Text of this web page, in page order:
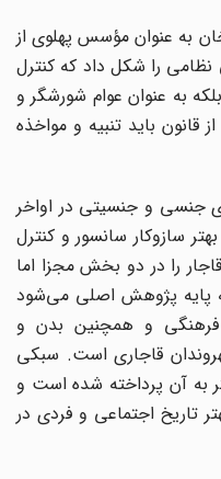
به عنوان مؤسس پهلوی از
را شکل داد که کنترل
به عنوان عوام شورشگر و
باید تنبیه و مواخذه
و جنسیتی در اواخر
سازوکار سانسور و کنترل
را در دو بخش مجزا اما
پژوهش اصلی می‌شود
و همچنین بدن و
قاجاری است. سبکی
آن پرداخته شده است و
تاریخ اجتماعی و فردی در